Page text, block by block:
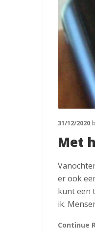
31/12/2020
Met
er ook
kunt een
ik.
Continue